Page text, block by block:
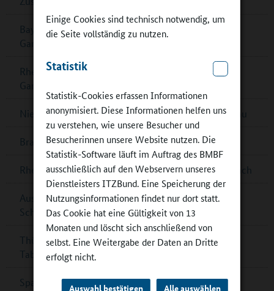
Einige Cookies sind technisch notwendig, um
die Seite vollständig zu nutzen.
Statistik
Statistik-Cookies erfassen Informationen
anonymisiert. Diese Informationen helfen uns
zu verstehen, wie unsere Besucher und
Besucherinnen unsere Website nutzen. Die
Statistik-Software läuft im Auftrag des BMBF
ausschließlich auf den Webservern unseres
Dienstleisters ITZBund. Eine Speicherung der
Nutzungsinformationen findet nur dort statt.
Das Cookie hat eine Gültigkeit von 13
Monaten und löscht sich anschließend von
selbst. Eine Weitergabe der Daten an Dritte
erfolgt nicht.
Auswahl bestätigen Alle auswählen
Bayern: Pädagogische Fachkräfte für
Ganztagsbetreuung
Rheinland-Pfalz: Musikalisches Zusammenspiel im
Ganztag
Niedersachsen: Förderrichtlinie zum Ganztagsausbau
Brandenburg: Multifunktionsgebäude für Zeuthen
Rheinland-Pfalz: G8-Ganztagsgymnasium in Dernbach
Ausschreibung „denkmal aktiv – Kulturerbe macht
Schule‟
Thüringen: „Goldener Teller“ für Schulessen in Bad
Tabarz
Spannende Physik im DLR_School_Lab